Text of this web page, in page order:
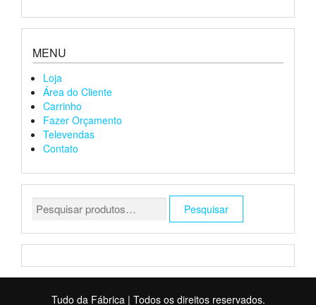
MENU
Loja
Área do Cliente
Carrinho
Fazer Orçamento
Televendas
Contato
Pesquisar
por:
Pesquisar
Tudo da Fábrica | Todos os direitos reservados.